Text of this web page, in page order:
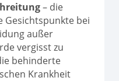
– die
Gesichtspunkte bei
außer
vergisst zu
behinderte
Krankheit